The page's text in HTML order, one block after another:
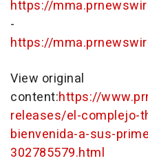
https://
-
https://
View original
content:https://
releases/el-complejo-
bienvenida-a-sus-
302785579.html